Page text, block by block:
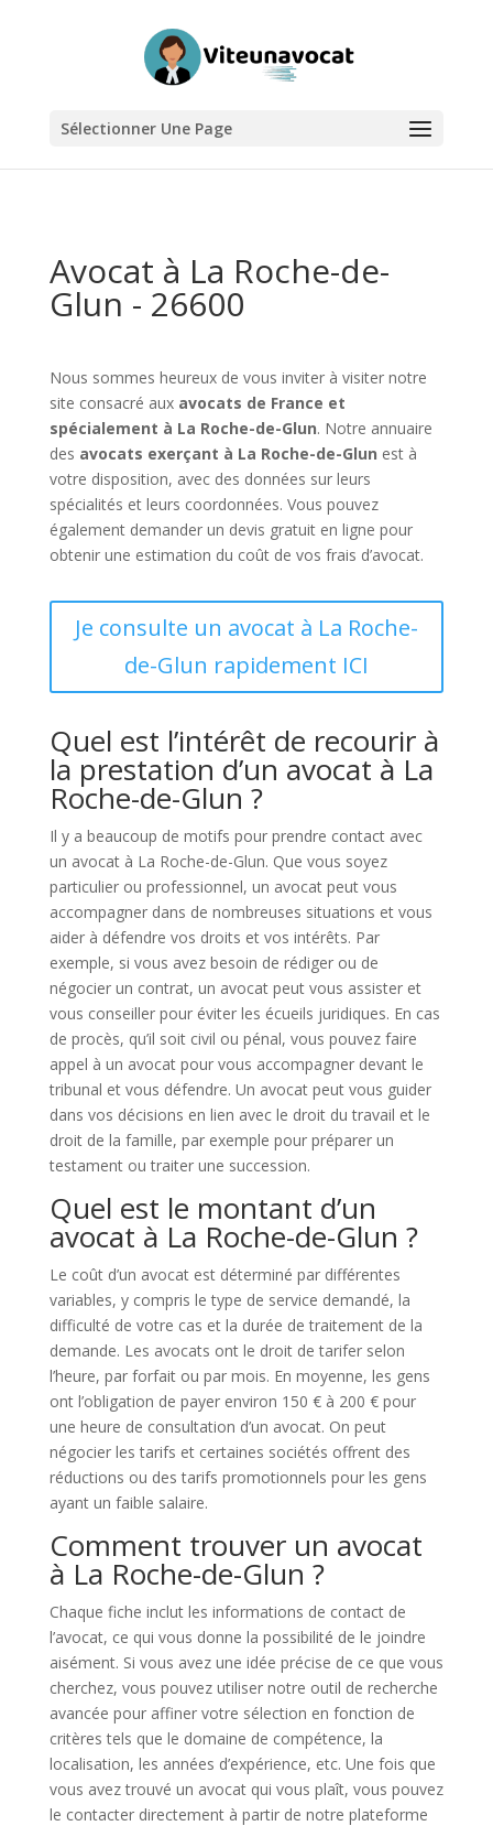
Sélectionner Une Page
Avocat à La Roche-de-
Glun - 26600
Nous sommes heureux de vous inviter à visiter notre
site consacré aux avocats de France et
spécialement à La Roche-de-Glun. Notre annuaire
des avocats exerçant à La Roche-de-Glun est à
votre disposition, avec des données sur leurs
spécialités et leurs coordonnées. Vous pouvez
également demander un devis gratuit en ligne pour
obtenir une estimation du coût de vos frais d’avocat.
Je consulte un avocat à La Roche-
de-Glun rapidement ICI
Quel est l’intérêt de recourir à
la prestation d’un avocat à La
Roche-de-Glun ?
Il y a beaucoup de motifs pour prendre contact avec
un avocat à La Roche-de-Glun. Que vous soyez
particulier ou professionnel, un avocat peut vous
accompagner dans de nombreuses situations et vous
aider à défendre vos droits et vos intérêts. Par
exemple, si vous avez besoin de rédiger ou de
négocier un contrat, un avocat peut vous assister et
vous conseiller pour éviter les écueils juridiques. En cas
de procès, qu’il soit civil ou pénal, vous pouvez faire
appel à un avocat pour vous accompagner devant le
tribunal et vous défendre. Un avocat peut vous guider
dans vos décisions en lien avec le droit du travail et le
droit de la famille, par exemple pour préparer un
testament ou traiter une succession.
Quel est le montant d’un
avocat à La Roche-de-Glun ?
Le coût d’un avocat est déterminé par différentes
variables, y compris le type de service demandé, la
difficulté de votre cas et la durée de traitement de la
demande. Les avocats ont le droit de tarifer selon
l’heure, par forfait ou par mois. En moyenne, les gens
ont l’obligation de payer environ 150 € à 200 € pour
une heure de consultation d’un avocat. On peut
négocier les tarifs et certaines sociétés offrent des
réductions ou des tarifs promotionnels pour les gens
ayant un faible salaire.
Comment trouver un avocat
à La Roche-de-Glun ?
Chaque fiche inclut les informations de contact de
l’avocat, ce qui vous donne la possibilité de le joindre
aisément. Si vous avez une idée précise de ce que vous
cherchez, vous pouvez utiliser notre outil de recherche
avancée pour affiner votre sélection en fonction de
critères tels que le domaine de compétence, la
localisation, les années d’expérience, etc. Une fois que
vous avez trouvé un avocat qui vous plaît, vous pouvez
le contacter directement à partir de notre plateforme